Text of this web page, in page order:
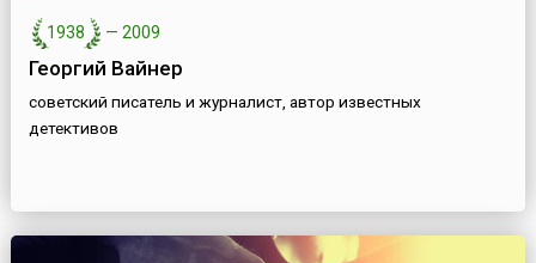
1938 — 2009
Георгий Вайнер
советский писатель и журналист, автор известных
детективов